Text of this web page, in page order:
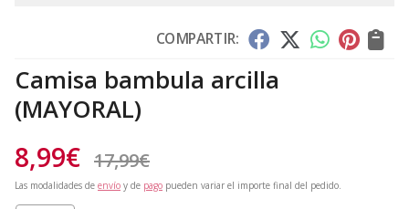
COMPARTIR:
Camisa bambula arcilla
(MAYORAL)
8,99€ 17,99€
Las modalidades de envío y de pago pueden variar el importe final del pedido.